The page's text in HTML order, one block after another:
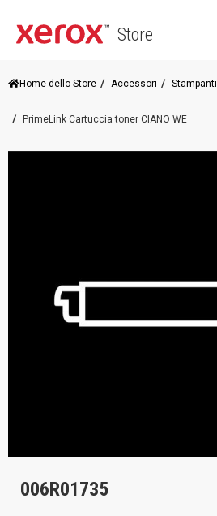
Store
Home dello Store Accessori Stampanti
PrimeLink Cartuccia toner CIANO WE
006R01735